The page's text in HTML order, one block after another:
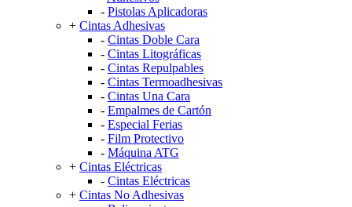
- Pistolas Aplicadoras
+ Cintas Adhesivas
- Cintas Doble Cara
- Cintas Litográficas
- Cintas Repulpables
- Cintas Termoadhesivas
- Cintas Una Cara
- Empalmes de Cartón
- Especial Ferias
- Film Protectivo
- Máquina ATG
+ Cintas Eléctricas
- Cintas Eléctricas
+ Cintas No Adhesivas